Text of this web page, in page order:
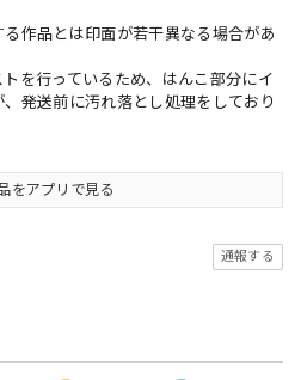
る作品とは印面が若干異なる場合があ
を行っているため、はんこ部分にイ
発送前に汚れ落とし処理をしており
をアプリで見る
通報する